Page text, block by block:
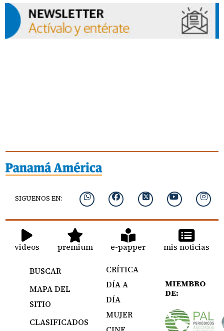
SIGUENOS EN:
videos premium e-papper mis noticias
BUSCAR
MAPA DEL
SITIO
CLASIFICADOS
CRÍTICA
DÍA A
DÍA
MUJER
MIEMBRO
DE: